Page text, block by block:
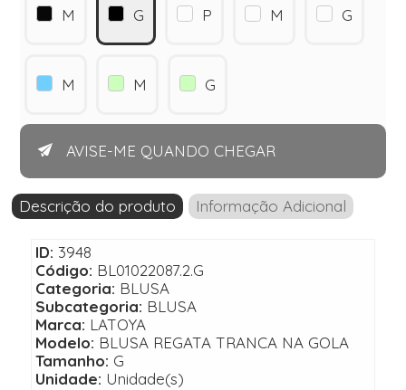
M G P M G
M M G
AVISE-ME QUANDO CHEGAR
Descrição do produto Informação Adicional
ID: 3948
Código: BL01022087.2.G
Categoria: BLUSA
Subcategoria: BLUSA
Marca: LATOYA
Modelo: BLUSA REGATA TRANCA NA GOLA
Tamanho: G
Unidade: Unidade(s)